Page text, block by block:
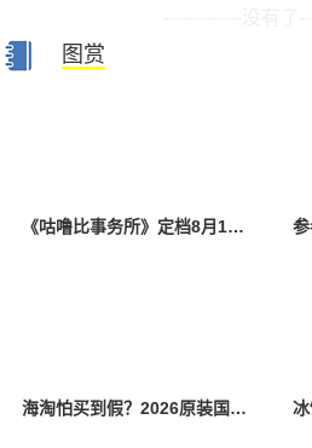
图赏
《咕噜比事务所》定档8月10日 聚焦儿童情绪教育助力健康成长
海淘怕买到假？2026原装国产羊奶粉靠谱的正规品牌有哪些？